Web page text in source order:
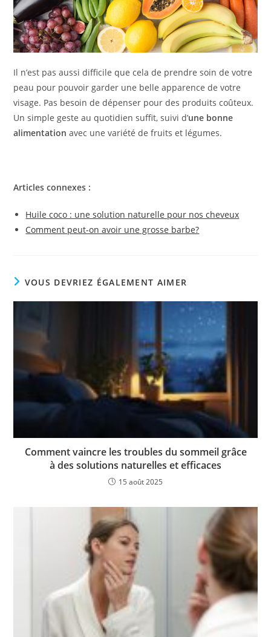
Il n’est pas aussi difficile que cela de prendre soin de votre
peau pour pouvoir garder une belle apparence de votre
visage. Pas besoin de dépenser pour des produits coûteux.
Un simple geste au quotidien suffit, suivi d’une bonne
alimentationavec une variété de fruits et légumes.
Articles connexes :
Huile coco : une solution naturelle pour nos cheveux
Comment peut-on avoir une grosse barbe?
VOUS DEVRIEZ ÉGALEMENT AIMER
Comment vaincre les troubles du sommeil grâce
à des solutions naturelles et efficaces
15 août 2025